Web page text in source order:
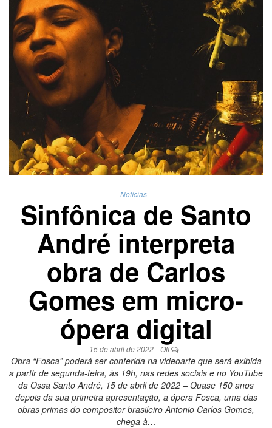
Notícias
Sinfônica de Santo
André interpreta
obra de Carlos
Gomes em micro-
ópera digital
15 de abril de 2022 Off
Obra “Fosca” poderá ser conferida na videoarte que será exibida
a partir de segunda-feira, às 19h, nas redes sociais e no YouTube
da Ossa Santo André, 15 de abril de 2022 – Quase 150 anos
depois da sua primeira apresentação, a ópera Fosca, uma das
obras primas do compositor brasileiro Antonio Carlos Gomes,
chega à…